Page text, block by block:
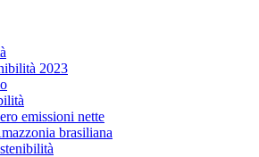
2023
emissioni nette
brasiliana